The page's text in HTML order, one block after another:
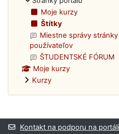
Moje kurzy
Štítky
Miestne správy
používateľov
ŠTUDENTSKÉ FÓRUM
Moje kurzy
Kurzy
Dodatočné bloky
Kontakt na podporu na portáli